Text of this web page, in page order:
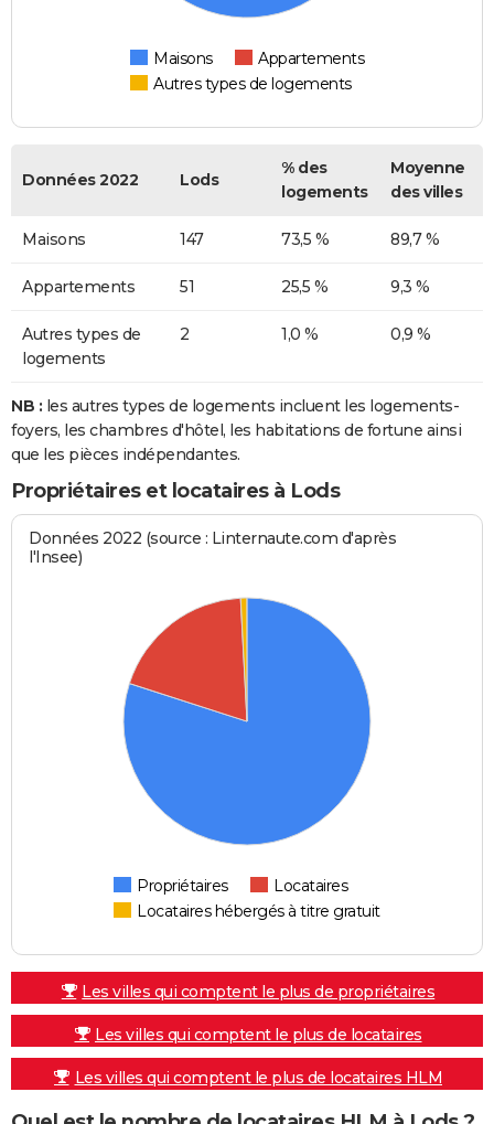
Maisons
Appartements
Autres types de logements
Données 2022 Lods
% des
logements
Moyenne
des villes
Maisons 147 73,5 % 89,7 %
Appartements 51 25,5 % 9,3 %
Autres types de
logements
2 1,0 % 0,9 %
NB : les autres types de logements incluent les logements-
foyers, les chambres d'hôtel, les habitations de fortune ainsi
que les pièces indépendantes.
Propriétaires et locataires à Lods
Données 2022 (source : Linternaute.com d'après
l'Insee)
Propriétaires
Locataires
Locataires hébergés à titre gratuit
Les villes qui comptent le plus de propriétaires
Les villes qui comptent le plus de locataires
Les villes qui comptent le plus de locataires HLM